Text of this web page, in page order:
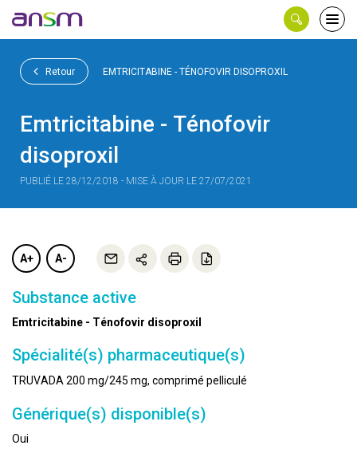
le
Retour EMTRICITABINE - TÉNOFOVIR DISOPROXIL
Emtricitabine - Ténofovir
disoproxil
PUBLIÉ LE 28/12/2018 - MISE À JOUR LE 27/07/2021
A+ A-
Substance active
Emtricitabine - Ténofovir disoproxil
Spécialité(s) pharmaceutique(s)
TRUVADA 200 mg/245 mg, comprimé pelliculé
Générique(s) disponible(s)
Oui